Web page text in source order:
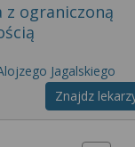
z ograniczoną
Jagalskiego
Znajdz